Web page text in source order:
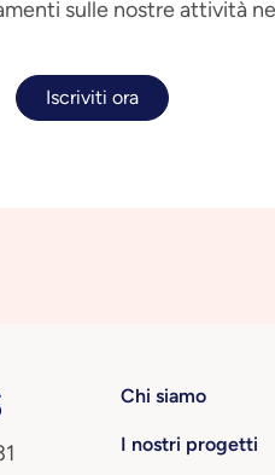
sulle nostre attività
Iscriviti ora
Chi siamo
I nostri progetti